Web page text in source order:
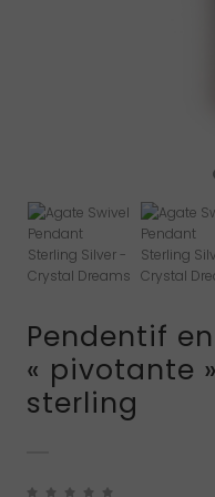
Pendentif
« pivotante
sterling